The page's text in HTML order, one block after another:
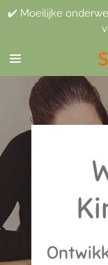
Ga
de
hoofdinhoud
✔️ Moeilijke